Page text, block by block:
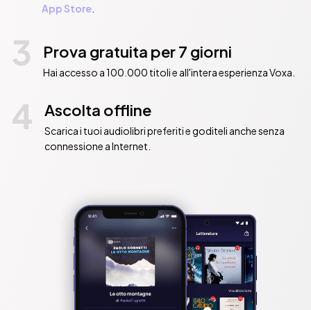
App Store.
3 Prova gratuita per 7 giorni
Hai accesso a 100.000 titoli e all'intera esperienza Voxa.
4 Ascolta offline
Scarica i tuoi audiolibri preferiti e goditeli anche senza
connessione a Internet.